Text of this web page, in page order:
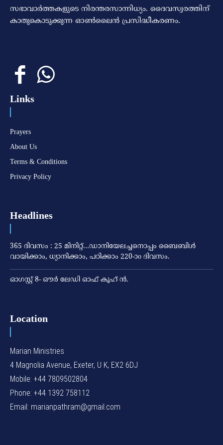
സഭാവാര്‍ത്തകളുടെ നിരന്തരസാന്നിധ്യം. ദൈവസ്വരത്തിന്‌
കാതുകൊടുക്കുന്ന ഓണ്‍ലൈന്‍ പ്രസിദ്ധീകരണം.
Links
Prayers
About Us
Terms & Conditions
Privacy Policy
Headlines
365 ദിവസം : 25 മിനിറ്റ്…ഡാനിയേലച്ചനൊപ്പം ബൈബിൾ
വായിക്കാം, ധ്യാനിക്കാം, പഠിക്കാം 220-ാo ദിവസം.
ഓഗസ്റ്റ് 8- ഔര്‍ ലേഡി ഓഫ് കൂഹ് ന്‍.
Location
Marian Ministries
4 Magnolia Avenue, Exeter, U K, EX2 6DJ
Mobile: +44 7809502804
Phone: +44 1392 758112
Email: marianpathram@gmail.com